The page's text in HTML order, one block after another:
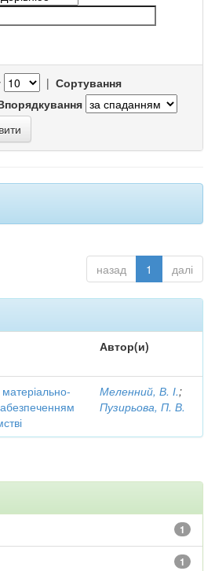
| Сортування
назад 1 далі
Автор(и)
Меленний, В. І.;
Пузирьова, П. В.
1
1